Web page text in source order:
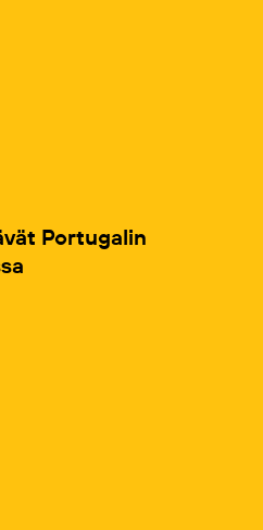
Portugalin